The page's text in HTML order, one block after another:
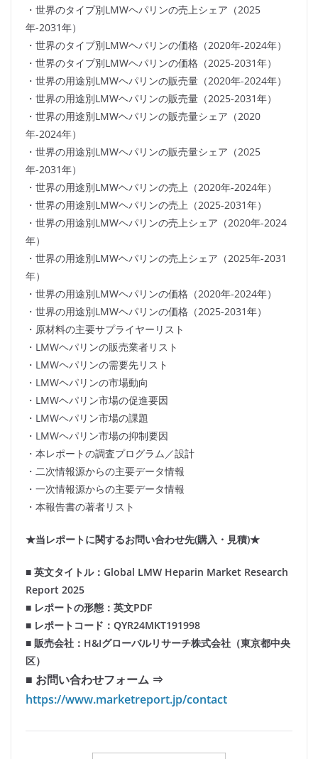
・世界のタイプ別LMWヘパリンの売上シェア（2025
年-2031年）
・世界のタイプ別LMWヘパリンの価格（2020年-2024年）
・世界のタイプ別LMWヘパリンの価格（2025-2031年）
・世界の用途別LMWヘパリンの販売量（2020年-2024年）
・世界の用途別LMWヘパリンの販売量（2025-2031年）
・世界の用途別LMWヘパリンの販売量シェア（2020
年-2024年）
・世界の用途別LMWヘパリンの販売量シェア（2025
年-2031年）
・世界の用途別LMWヘパリンの売上（2020年-2024年）
・世界の用途別LMWヘパリンの売上（2025-2031年）
・世界の用途別LMWヘパリンの売上シェア（2020年-2024
年）
・世界の用途別LMWヘパリンの売上シェア（2025年-2031
年）
・世界の用途別LMWヘパリンの価格（2020年-2024年）
・世界の用途別LMWヘパリンの価格（2025-2031年）
・原材料の主要サプライヤーリスト
・LMWヘパリンの販売業者リスト
・LMWヘパリンの需要先リスト
・LMWヘパリンの市場動向
・LMWヘパリン市場の促進要因
・LMWヘパリン市場の課題
・LMWヘパリン市場の抑制要因
・本レポートの調査プログラム／設計
・二次情報源からの主要データ情報
・一次情報源からの主要データ情報
・本報告書の著者リスト
★当レポートに関するお問い合わせ先(購入・見積)★
■ 英文タイトル：Global LMW Heparin Market Research
Report 2025
■ レポートの形態：英文PDF
■ レポートコード：QYR24MKT191998
■ 販売会社：H&Iグローバルリサーチ株式会社（東京都中央
区）
■ お問い合わせフォーム ⇒
https://www.marketreport.jp/contact